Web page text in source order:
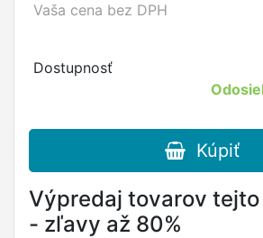
Vaša cena bez DPH
Dostupnosť
Kúpiť
Výpredaj tovarov
- zľavy až 80%